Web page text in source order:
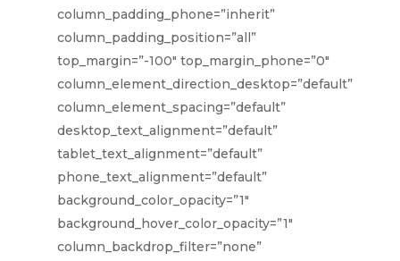
column_padding_phone=”inherit”
column_padding_position=”all”
top_margin=”-100″ top_margin_phone=”0″
column_element_direction_desktop=”default”
column_element_spacing=”default”
desktop_text_alignment=”default”
tablet_text_alignment=”default”
phone_text_alignment=”default”
background_color_opacity=”1″
background_hover_color_opacity=”1″
column_backdrop_filter=”none”